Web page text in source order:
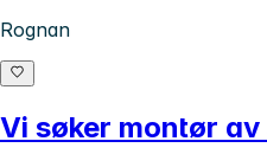
Rognan
Vi søker montør